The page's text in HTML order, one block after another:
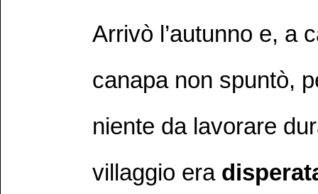
Arrivò l’autunno e, a
canapa non spuntò,
niente da lavorare
villaggio era